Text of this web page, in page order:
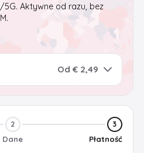
Aktywne od razu, bez
Od € 2,49
2
Dane
3
Płatność